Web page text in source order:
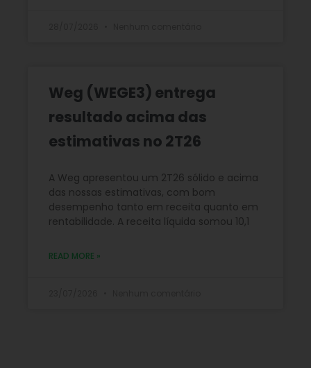
Weg (WEGE3) entrega
resultado acima das
estimativas no 2T26
A Weg apresentou um 2T26 sólido e acima
das nossas estimativas, com bom
desempenho tanto em receita quanto em
rentabilidade. A receita líquida somou 10,1
READ MORE »